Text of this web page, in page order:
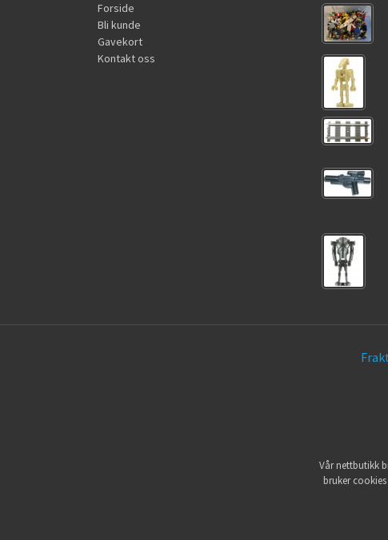
Forside
Bli kunde
Gavekort
Kontakt oss
Vår nettbutikk
bruker